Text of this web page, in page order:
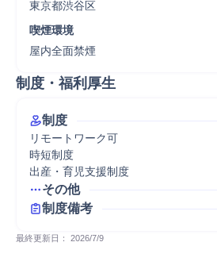
東京都渋谷区
喫煙環境
屋内全面禁煙
制度・福利厚生
制度
リモートワーク可
時短制度
出産・育児支援制度
その他
制度備考
最終更新日： 2026/7/9